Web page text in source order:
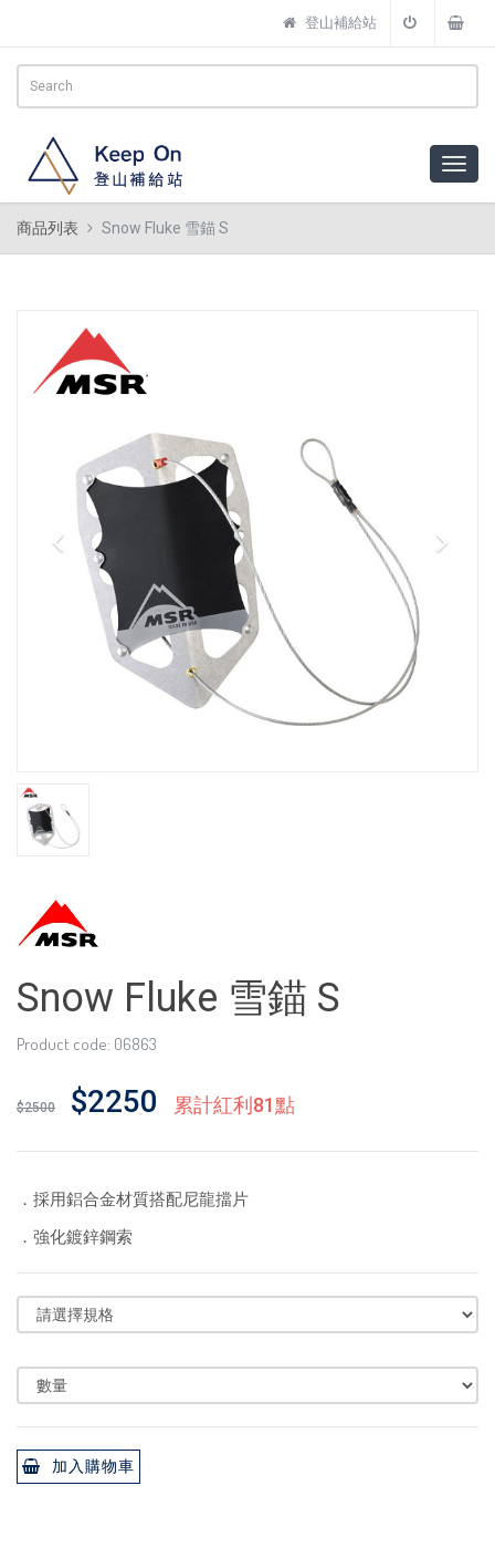
登山補給站
商品列表 Snow Fluke 雪錨 S
Snow Fluke 雪錨 S
Product code: 06863
$2500 $2250 累計紅利81點
．採用鋁合金材質搭配尼龍擋片
．強化鍍鋅鋼索
加入購物車